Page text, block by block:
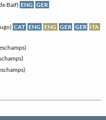
Baïf) ENG GER
CAT ENG ENG GER GER ITA